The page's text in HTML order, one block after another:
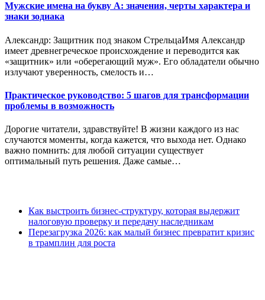
Мужские имена на букву А: значения, черты характера и
знаки зодиака
Александр: Защитник под знаком СтрельцаИмя Александр
имеет древнегреческое происхождение и переводится как
«защитник» или «оберегающий муж». Его обладатели обычно
излучают уверенность, смелость и…
Практическое руководство: 5 шагов для трансформации
проблемы в возможность
Дорогие читатели, здравствуйте! В жизни каждого из нас
случаются моменты, когда кажется, что выхода нет. Однако
важно помнить: для любой ситуации существует
оптимальный путь решения. Даже самые…
Как выстроить бизнес-структуру, которая выдержит
налоговую проверку и передачу наследникам
Перезагрузка 2026: как малый бизнес превратит кризис
в трамплин для роста